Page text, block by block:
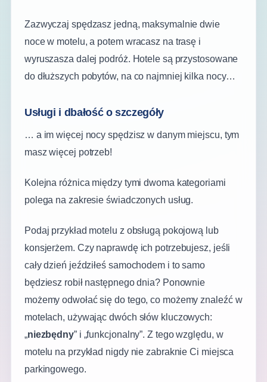
Zazwyczaj spędzasz jedną, maksymalnie dwie
noce w motelu, a potem wracasz na trasę i
wyruszasza dalej podróż. Hotele są przystosowane
do dłuższych pobytów, na co najmniej kilka nocy…
Usługi i dbałość o szczegóły
… a im więcej nocy spędzisz w danym miejscu, tym
masz więcej potrzeb!
Kolejna różnica między tymi dwoma kategoriami
polega na zakresie świadczonych usług.
Podaj przykład motelu z obsługą pokojową lub
konsjerżem. Czy naprawdę ich potrzebujesz, jeśli
cały dzień jeździłeś samochodem i to samo
będziesz robił następnego dnia? Ponownie
możemy odwołać się do tego, co możemy znaleźć w
motelach, używając dwóch słów kluczowych:
„niezbędny” i „funkcjonalny”. Z tego względu, w
motelu na przykład nigdy nie zabraknie Ci miejsca
parkingowego.